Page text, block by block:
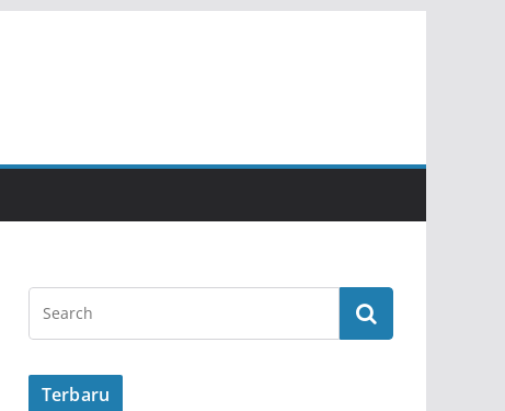
Terbaru